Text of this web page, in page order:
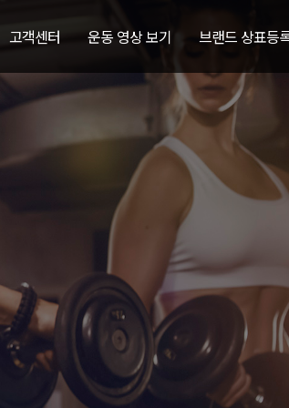
고객센터 운동 영상 보기 브랜드 상표등